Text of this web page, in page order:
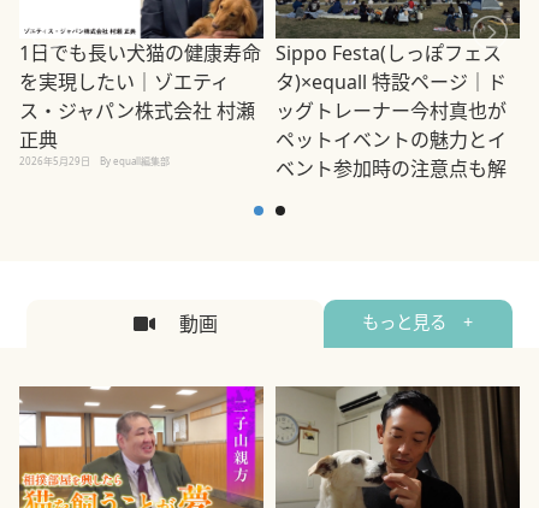
1日でも長い犬猫の健康寿命
を実現したい｜ゾエティ
ス・ジャパン株式会社 村瀬
正典
2026年5月29日 By equall編集部
Sippo Festa(しっぽフェス
タ)×equall 特設ページ｜ド
ッグトレーナー今村真也が
ペットイベントの魅力とイ
ベント参加時の注意点も解
2026年5月12日
動画 もっと見る +